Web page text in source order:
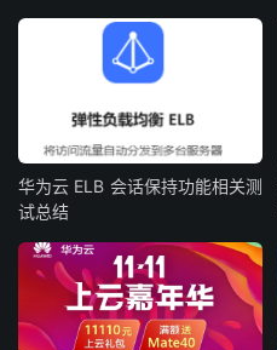
华为云 ELB 会话保持功能相关测
试总结